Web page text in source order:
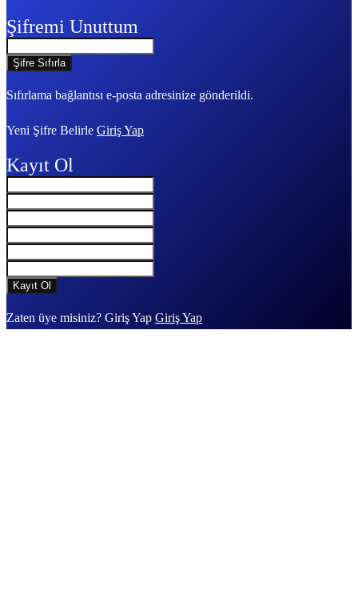
Şifremi Unuttum
Sıfırlama bağlantısı e-posta adresinize gönderildi.
Yeni Şifre Belirle Giriş Yap
Kayıt Ol
Zaten üye misiniz? Giriş Yap Giriş Yap